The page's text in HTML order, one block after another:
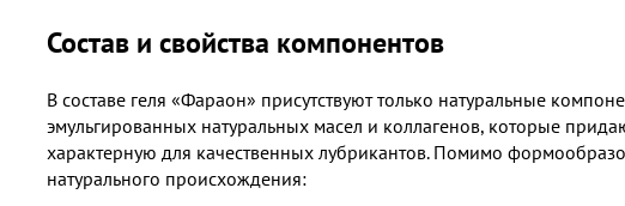
Состав и свойства компонентов
В составе геля «Фараон» присутствуют только натуральные
эмульгированных натуральных масел и коллагенов, которые
характерную для качественных лубрикантов. Помимо
натурального происхождения: